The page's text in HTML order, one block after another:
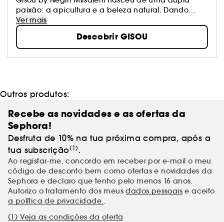
paixão: a apicultura e a beleza natural. Dando
continuidade a seis gerações de apicultores, a
marca cria produtos de cuidados capilares únicos,
incluindo champôs, máscaras capilares e óleos
capilares, formulados a partir de ingredientes de
excelente qualidade cultivados e colhidos de forma
de mel da Gisou nutrem, hidratam e fortalecem o
cabelo e o couro cabeludo.
Ver mais
Descobrir GISOU
Outros produtos:
Recebe as novidades e as ofertas da
Sephora!
Desfruta de 10% na tua próxima compra, após a
tua subscrição(1) .
Ao registar-me, concordo em receber por e-mail o meu
código de desconto bem como ofertas e novidades da
Sephora e declaro que tenho pelo menos 16 anos.
Autorizo o tratamento dos meusdados pessoais e aceito
a política de privacidade..
(1) Veja as condições da oferta